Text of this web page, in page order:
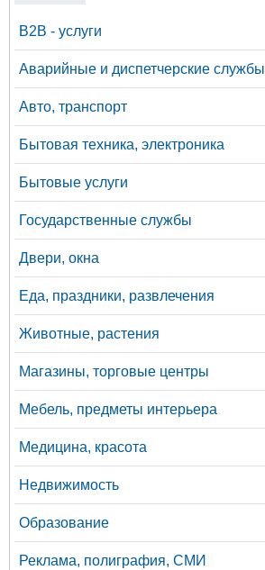
B2B - услуги
Аварийные и диспетчерские службы
Авто, транспорт
Бытовая техника, электроника
Бытовые услуги
Государственные службы
Двери, окна
Еда, праздники, развлечения
Животные, растения
Магазины, торговые центры
Мебель, предметы интерьера
Медицина, красота
Недвижимость
Образование
Реклама, полиграфия, СМИ